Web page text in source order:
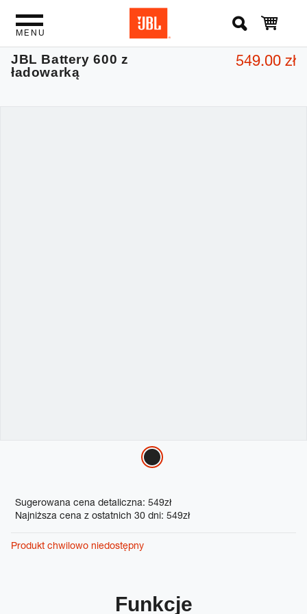
MENU
JBL Battery 600 z
ładowarką
549.00 zł
Promotions
Sugerowana cena detaliczna: 549zł
Najniższa cena z ostatnich 30 dni: 549zł
Produkt chwilowo niedostępny
Funkcje